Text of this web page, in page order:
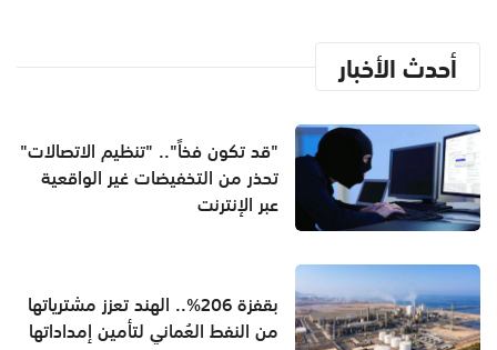
أحدث الأخبار
"قد تكون فخاً".. "تنظيم الاتصالات"
تحذر من التخفيضات غير الواقعية
عبر الإنترنت
بقفزة 206%.. الهند تعزز مشترياتها
من النفط العُماني لتأمين إمداداتها